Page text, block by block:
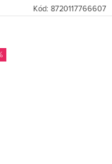
Kód: 8720117766607